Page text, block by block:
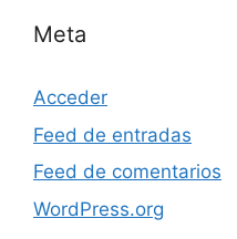
Meta
Acceder
Feed de entradas
Feed de comentarios
WordPress.org